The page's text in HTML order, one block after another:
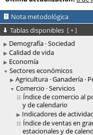
Nota metodológica
Tablas disponibles [ + ]
Demografía · Sociedad
Calidad de vida
Economía
Sectores económicos
Agricultura · Ganadería ·
Comercio · Servicios
Índice de comercio al
y de calendario
Indicadores de
Índice de ventas en
estacionales y de